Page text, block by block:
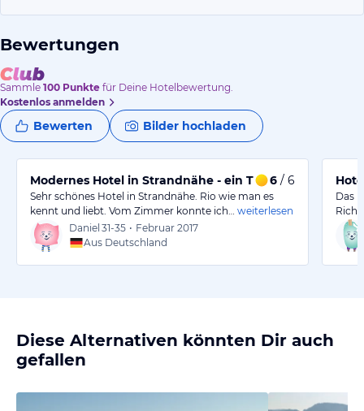
Bewertungen
Sammle 100 Punkte für Deine Hotelbewertung.
Kostenlos anmelden
Bewerten Bilder hochladen
Modernes Hotel in Strandnähe - ein Traum in Rio
6 / 6
Sehr schönes Hotel in Strandnähe. Rio wie man es
kennt und liebt. Vom Zimmer konnte ich…
weiterlesen
Daniel 31-35 • Februar 2017
Aus Deutschland
Das
Diese Alternativen könnten Dir auch
gefallen